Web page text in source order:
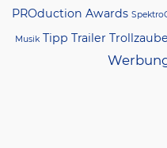
PROduction Awards
Musik Tipp Trailer